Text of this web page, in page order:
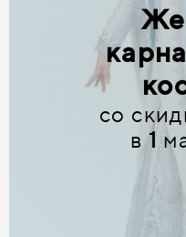
со
в1